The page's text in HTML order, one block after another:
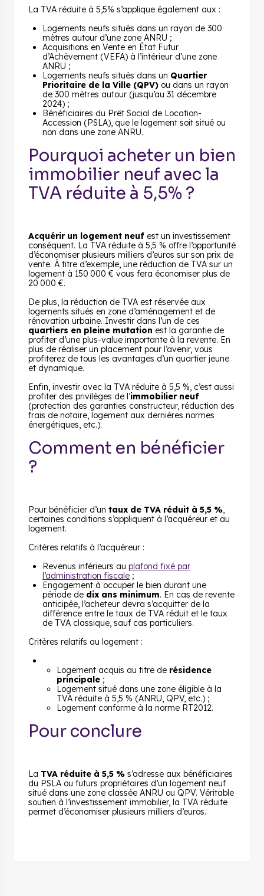
La TVA réduite à 5,5% s’applique également aux :
Logements neufs situés dans un rayon de 300
mètres autour d’une zone ANRU ;
Acquisitions en Vente en État Futur
d’Achèvement (VEFA) à l’intérieur d’une zone
ANRU ;
Logements neufs situés dans un Quartier
Prioritaire de la Ville (QPV) ou dans un rayon
de 300 mètres autour (jusqu’au 31 décembre
2024) ;
Bénéficiaires du Prêt Social de Location-
Accession (PSLA), que le logement soit situé ou
non dans une zone ANRU.
Pourquoi acheter un bien
immobilier neuf avec la
TVA réduite à 5,5% ?
Acquérir un logement neuf est un investissement
conséquent. La TVA réduite à 5,5 % offre l’opportunité
d’économiser plusieurs milliers d’euros sur son prix de
vente. À titre d’exemple, une réduction de TVA sur un
logement à 150 000 € vous fera économiser plus de
20 000 €.
De plus, la réduction de TVA est réservée aux
logements situés en zone d’aménagement et de
rénovation urbaine. Investir dans l’un de ces
quartiers en pleine mutation est la garantie de
profiter d’une plus-value importante à la revente. En
plus de réaliser un placement pour l’avenir, vous
profiterez de tous les avantages d’un quartier jeune
et dynamique.
Enfin, investir avec la TVA réduite à 5,5 %, c’est aussi
profiter des privilèges de l’immobilier neuf
(protection des garanties constructeur, réduction des
frais de notaire, logement aux dernières normes
énergétiques, etc.).
Comment en bénéficier
?
Pour bénéficier d’un taux de TVA réduit à 5,5 %,
certaines conditions s’appliquent à l’acquéreur et au
logement.
Critères relatifs à l’acquéreur :
Revenus inférieurs au plafond fixé par
l’administration fiscale ;
Engagement à occuper le bien durant une
période de dix ans minimum. En cas de revente
anticipée, l’acheteur devra s’acquitter de la
différence entre le taux de TVA réduit et le taux
de TVA classique, sauf cas particuliers.
Critères relatifs au logement :
Logement acquis au titre de résidence
principale ;
Logement situé dans une zone éligible à la
TVA réduite à 5,5 % (ANRU, QPV, etc.) ;
Logement conforme à la norme RT2012.
Pour conclure
La TVA réduite à 5,5 % s’adresse aux bénéficiaires
du PSLA ou futurs propriétaires d’un logement neuf
situé dans une zone classée ANRU ou QPV. Véritable
soutien à l’investissement immobilier, la TVA réduite
permet d’économiser plusieurs milliers d’euros.